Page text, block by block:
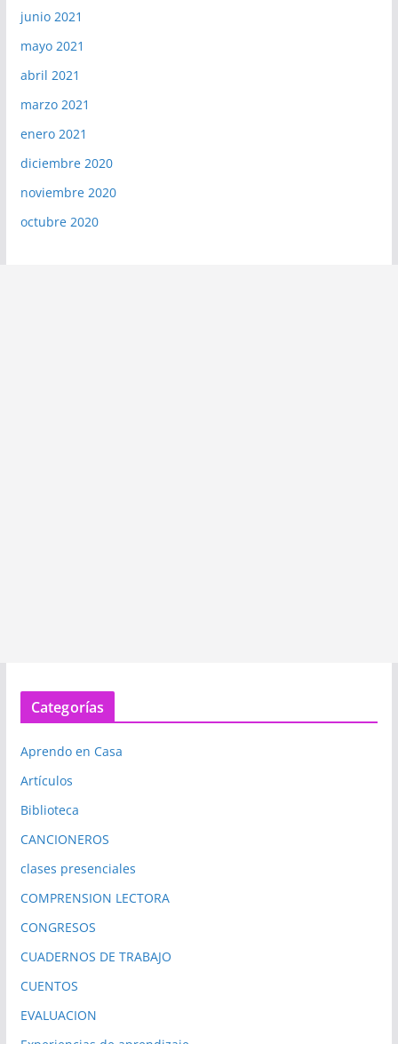
junio 2021
mayo 2021
abril 2021
marzo 2021
enero 2021
diciembre 2020
noviembre 2020
octubre 2020
Categorías
Aprendo en Casa
Artículos
Biblioteca
CANCIONEROS
clases presenciales
COMPRENSION LECTORA
CONGRESOS
CUADERNOS DE TRABAJO
CUENTOS
EVALUACION